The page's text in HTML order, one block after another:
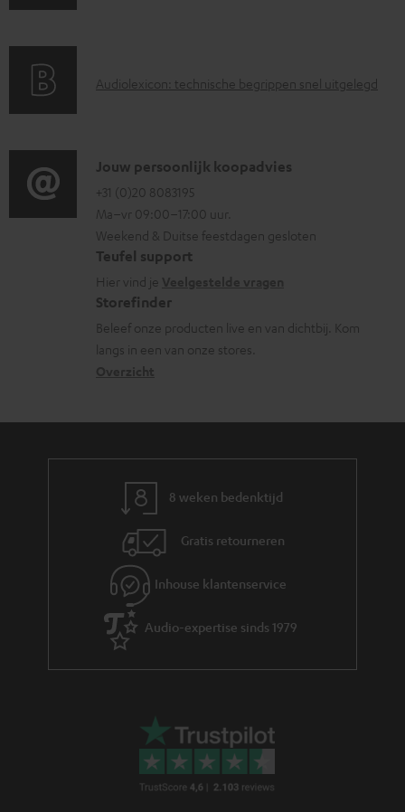
d
m
e
n
t
e
n
n
e
i
n
f
o
r
m
a
A
i
o
g
l
s
s
a
Audiolexicon: technische begrippen snel uitgelegd
C
o
n
t
a
c
t
i
r
Jouw persoonlijk koopadvies
+31 (0)20 8083195
Ma–vr 09:00–17:00 uur.
Weekend & Duitse feestdagen gesloten
Teufel support
Hier vind je
Storefinder
Beleef onze producten live en van dichtbij. Kom
langs in een van onze stores.
8 weken bedenktijd
Gratis retourneren
Inhouse klantenservice
Audio-expertise sinds 1979